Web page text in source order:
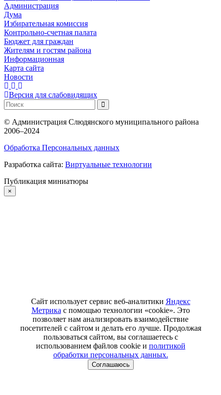
Администрация
Дума
Избирательная комиссия
Контрольно-счетная палата
Бюджет для граждан
Жителям и гостям района
Информационная
Карта сайта
Новости
Версия для слабовидящих
© Администрация Слюдянского муниципального района
2006–2024
Обработка Персональных данных
Разработка сайта: Виртуальные технологии
Публикация миниатюры
×
Сайт использует сервис веб-аналитики Яндекс
Метрика с помощью технологии «cookie». Это
позволяет нам анализировать взаимодействие
посетителей с сайтом и делать его лучше. Продолжая
пользоваться сайтом, вы соглашаетесь с
использованием файлов cookie и политикой
обработки персональных данных.
Соглашаюсь